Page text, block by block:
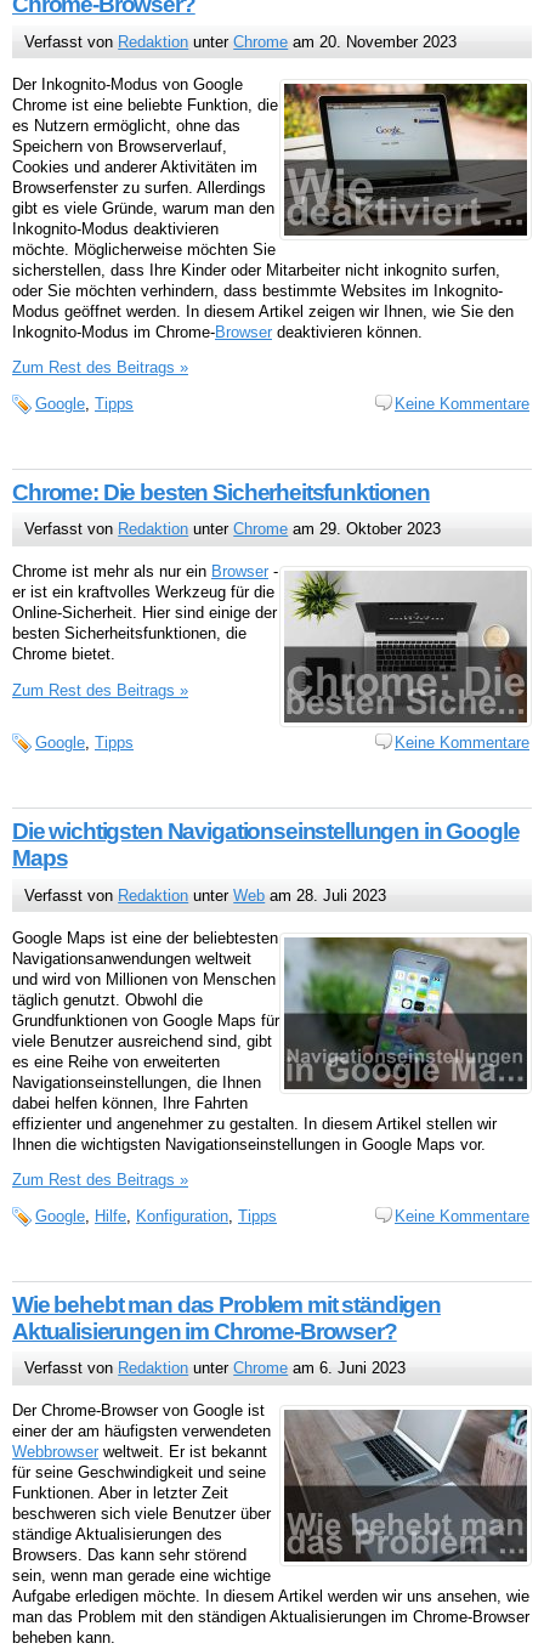
Verfasst von Redaktion unterChrome am 20. November 2023
Der Inkognito-Modus von Google
Chrome ist eine beliebte Funktion, die
es Nutzern ermöglicht, ohne das
Speichern von Browserverlauf,
Cookies und anderer Aktivitäten im
Browserfenster zu surfen. Allerdings
gibt es viele Gründe, warum man den
Inkognito-Modus deaktivieren
möchte. Möglicherweise möchten Sie
sicherstellen, dass Ihre Kinder oder Mitarbeiter nicht inkognito surfen,
oder Sie möchten verhindern, dass bestimmte Websites im Inkognito-
Modus geöffnet werden. In diesem Artikel zeigen wir Ihnen, wie Sie den
Inkognito-Modus im Chrome-Browser deaktivieren können.
Zum Rest des Beitrags »
Google, Tipps Keine Kommentare
Chrome: Die besten Sicherheitsfunktionen
Verfasst von Redaktion unterChrome am 29. Oktober 2023
Chrome ist mehr als nur ein Browser -
er ist ein kraftvolles Werkzeug für die
Online-Sicherheit. Hier sind einige der
besten Sicherheitsfunktionen, die
Chrome bietet.
Zum Rest des Beitrags »
Google, Tipps Keine Kommentare
Die wichtigsten Navigationseinstellungen in Google
Maps
Verfasst von Redaktion unterWeb am 28. Juli 2023
Google Maps ist eine der beliebtesten
Navigationsanwendungen weltweit
und wird von Millionen von Menschen
täglich genutzt. Obwohl die
Grundfunktionen von Google Maps für
viele Benutzer ausreichend sind, gibt
es eine Reihe von erweiterten
Navigationseinstellungen, die Ihnen
dabei helfen können, Ihre Fahrten
effizienter und angenehmer zu gestalten. In diesem Artikel stellen wir
Ihnen die wichtigsten Navigationseinstellungen in Google Maps vor.
Zum Rest des Beitrags »
Google, Hilfe, Konfiguration, Tipps Keine Kommentare
Wie behebt man das Problem mit ständigen
Aktualisierungen im Chrome-Browser?
Verfasst von Redaktion unterChrome am 6. Juni 2023
Der Chrome-Browser von Google ist
einer der am häufigsten verwendeten
Webbrowser weltweit. Er ist bekannt
für seine Geschwindigkeit und seine
Funktionen. Aber in letzter Zeit
beschweren sich viele Benutzer über
ständige Aktualisierungen des
Browsers. Das kann sehr störend
sein, wenn man gerade eine wichtige
Aufgabe erledigen möchte. In diesem Artikel werden wir uns ansehen, wie
man das Problem mit den ständigen Aktualisierungen im Chrome-Browser
beheben kann.